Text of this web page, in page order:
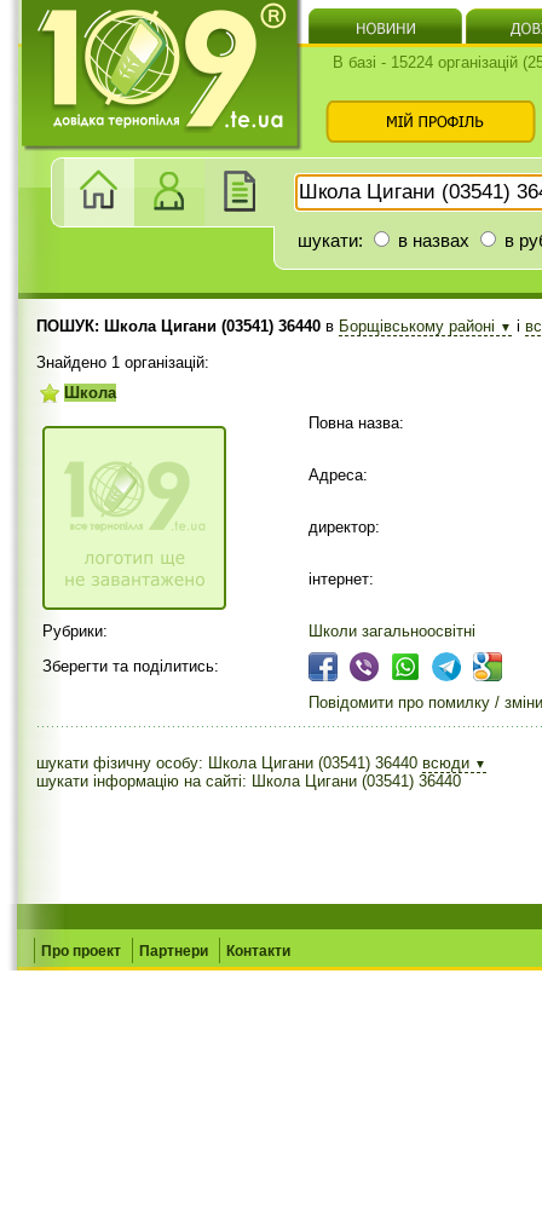
В базі - 15224 організацій
шукати: в назвах в
ПОШУК: Школа Цигани (03541) 36440 в Борщівському районі ▼ і
Знайдено 1 організацій:
Школа
Повна назва:
Адреса:
директор:
інтернет:
Рубрики:
Школи загальноосвітні
Зберегти та поділитись:
Повідомити про помилку / зміни
шукати фізичну особу: Школа Цигани (03541) 36440 всюди ▼
шукати інформацію на сайті: Школа Цигани (03541) 36440
Про проект Партнери Контакти